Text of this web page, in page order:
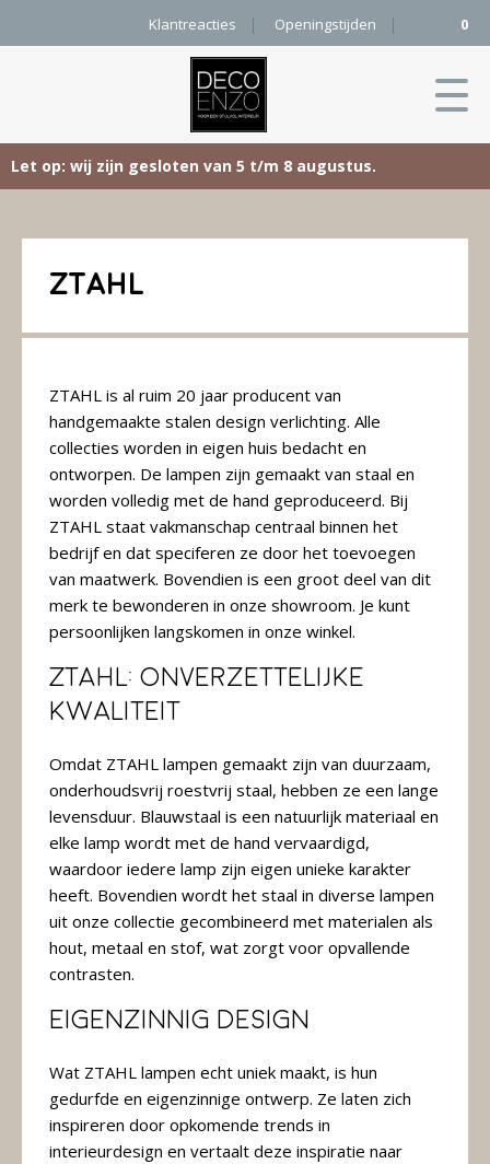
Klantreacties Openingstijden 0
Let op: wij zijn gesloten van 5 t/m 8 augustus.
Producten
Woonaccessoires
Vloerkleden
Kleurenkaart
Pure
Original
Meubels
Raambekleding
Behang
Projecten
Onze merken
Contact
Webshop
Stel hier jouw droomtafel samen
ZTAHL
ZTAHL is al ruim 20 jaar producent van
handgemaakte stalen design verlichting. Alle
collecties worden in eigen huis bedacht en
ontworpen. De lampen zijn gemaakt van staal en
worden volledig met de hand geproduceerd. Bij
ZTAHL staat vakmanschap centraal binnen het
bedrijf en dat speciferen ze door het toevoegen
van maatwerk. Bovendien is een groot deel van dit
merk te bewonderen in onze showroom. Je kunt
persoonlijken langskomen in onze winkel.
ZTAHL: Onverzettelijke
kwaliteit
Omdat ZTAHL lampen gemaakt zijn van duurzaam,
onderhoudsvrij roestvrij staal, hebben ze een lange
levensduur. Blauwstaal is een natuurlijk materiaal en
elke lamp wordt met de hand vervaardigd,
waardoor iedere lamp zijn eigen unieke karakter
heeft. Bovendien wordt het staal in diverse lampen
uit onze collectie gecombineerd met materialen als
hout, metaal en stof, wat zorgt voor opvallende
contrasten.
Eigenzinnig design
Wat ZTAHL lampen echt uniek maakt, is hun
gedurfde en eigenzinnige ontwerp. Ze laten zich
inspireren door opkomende trends in
interieurdesign en vertaalt deze inspiratie naar